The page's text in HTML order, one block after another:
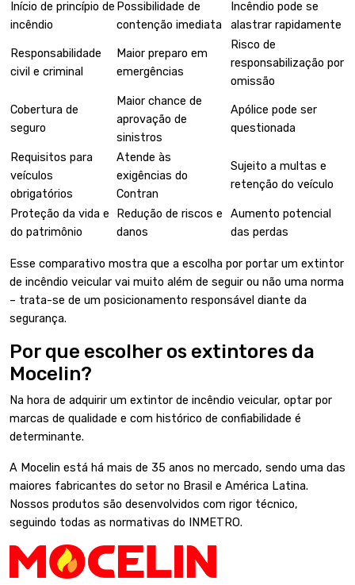
Início de princípio de
incêndio
Possibilidade de
contenção imediata
Incêndio pode se
alastrar rapidamente
Responsabilidade
civil e criminal
Maior preparo em
emergências
Risco de
responsabilização por
omissão
Cobertura de
seguro
Maior chance de
aprovação de
sinistros
Apólice pode ser
questionada
Requisitos para
veículos
obrigatórios
Atende às
exigências do
Contran
Sujeito a multas e
retenção do veículo
Proteção da vida e
do patrimônio
Redução de riscos e
danos
Aumento potencial
das perdas
Esse comparativo mostra que a escolha por portar um extintor
de incêndio veicular vai muito além de seguir ou não uma norma
– trata-se de um posicionamento responsável diante da
segurança.
Por que escolher os extintores da
Mocelin?
Na hora de adquirir um extintor de incêndio veicular, optar por
marcas de qualidade e com histórico de confiabilidade é
determinante.
A Mocelin está há mais de 35 anos no mercado, sendo uma das
maiores fabricantes do setor no Brasil e América Latina.
Nossos produtos são desenvolvidos com rigor técnico,
seguindo todas as normativas do INMETRO.